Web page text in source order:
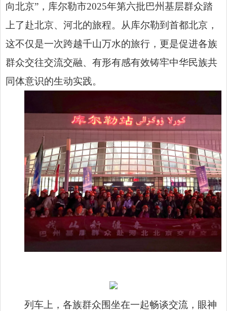
向北京”，库尔勒市2025年第六批巴州基层群众踏
上了赴北京、河北的旅程。从库尔勒到首都北京，
这不仅是一次跨越千山万水的旅行，更是促进各族
群众交往交流交融、有形有感有效铸牢中华民族共
同体意识的生动实践。
列车上，各族群众围坐在一起畅谈交流，眼神